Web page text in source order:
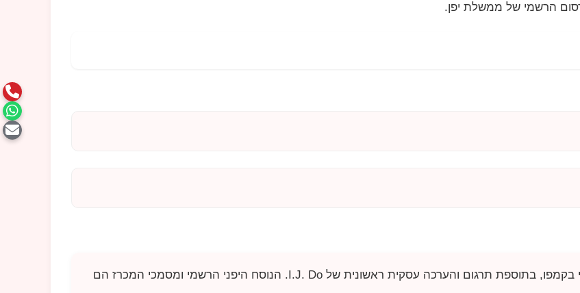
הרשמי של ממשלת יפן.
בתוספת תרגום והערכה עסקית ראשונית של I.J. Do . הנוסח היפני הרשמי ומסמכי המכרז הם